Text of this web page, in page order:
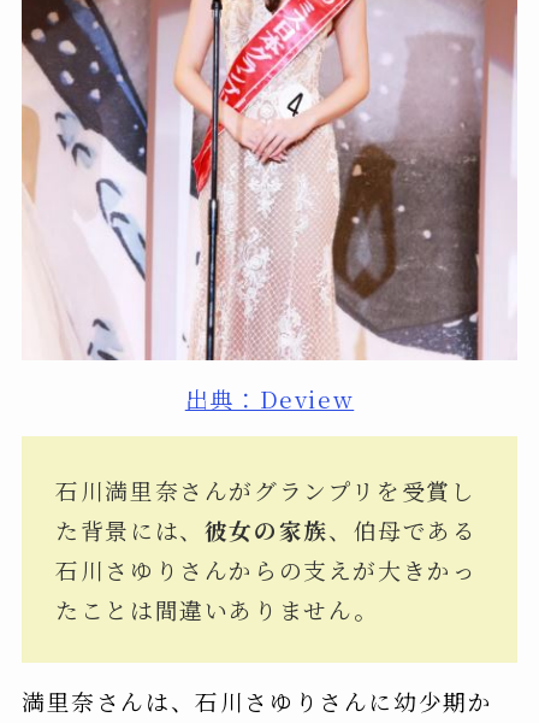
出典：Deview
石川満里奈さんがグランプリを受賞し
た背景には、 彼女の家族、伯母である
石川さゆりさんからの支えが大きかっ
たことは間違いありません。
満里奈さんは、石川さゆりさんに幼少期か